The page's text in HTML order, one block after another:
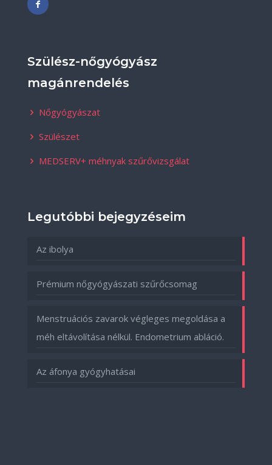
Szülész-nőgyógyász
magánrendelés
Nőgyógyászat
Szülészet
MEDSERV+ méhnyak szűrővizsgálat
Legutóbbi bejegyzéseim
Az ibolya
Prémium nőgyógyászati szűrőcsomag
Menstruációs zavarok végleges megoldása a
méh eltávolítása nélkül. Endometrium abláció.
Az áfonya gyógyhatásai